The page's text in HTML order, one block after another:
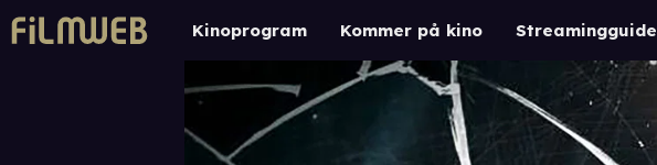
Kinoprogram Kommer på kino Streamingguide